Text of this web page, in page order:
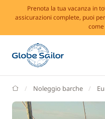
Prenota la tua vacanza in
assicurazioni complete, puoi
GlobeSailor
Noleggio barche